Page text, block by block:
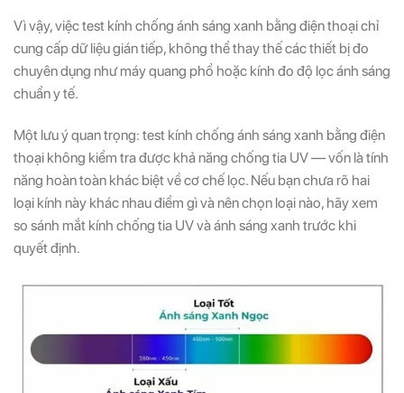
Vì vậy, việc test kính chống ánh sáng xanh bằng điện thoại chỉ
cung cấp dữ liệu gián tiếp, không thể thay thế các thiết bị đo
chuyên dụng như máy quang phổ hoặc kính đo độ lọc ánh sáng
chuẩn y tế.
Một lưu ý quan trọng: test kính chống ánh sáng xanh bằng điện
thoại không kiểm tra được khả năng chống tia UV — vốn là tính
năng hoàn toàn khác biệt về cơ chế lọc. Nếu bạn chưa rõ hai
loại kính này khác nhau điểm gì và nên chọn loại nào, hãy xem
so sánh mắt kính chống tia UV và ánh sáng xanh trước khi
quyết định.